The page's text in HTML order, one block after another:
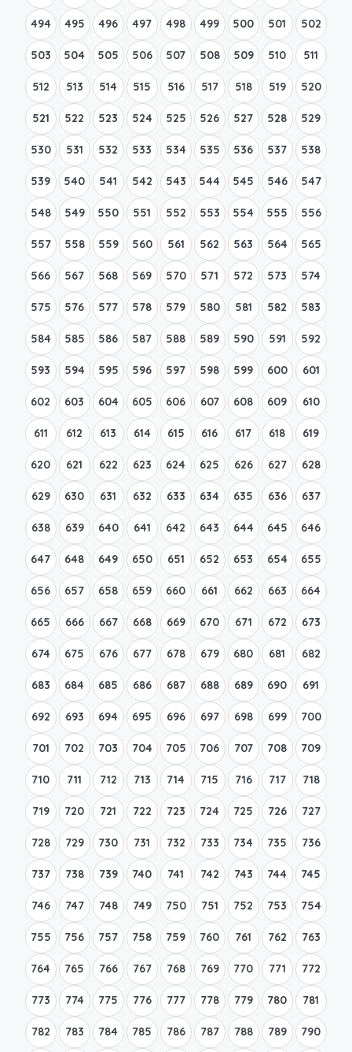
494 495 496 497 498 499 500 501 502
503 504 505 506 507 508 509 510 511
512 513 514 515 516 517 518 519 520
521 522 523 524 525 526 527 528 529
530 531 532 533 534 535 536 537 538
539 540 541 542 543 544 545 546 547
548 549 550 551 552 553 554 555 556
557 558 559 560 561 562 563 564 565
566 567 568 569 570 571 572 573 574
575 576 577 578 579 580 581 582 583
584 585 586 587 588 589 590 591 592
593 594 595 596 597 598 599 600 601
602 603 604 605 606 607 608 609 610
611 612 613 614 615 616 617 618 619
620 621 622 623 624 625 626 627 628
629 630 631 632 633 634 635 636 637
638 639 640 641 642 643 644 645 646
647 648 649 650 651 652 653 654 655
656 657 658 659 660 661 662 663 664
665 666 667 668 669 670 671 672 673
674 675 676 677 678 679 680 681 682
683 684 685 686 687 688 689 690 691
692 693 694 695 696 697 698 699 700
701 702 703 704 705 706 707 708 709
710 711 712 713 714 715 716 717 718
719 720 721 722 723 724 725 726 727
728 729 730 731 732 733 734 735 736
737 738 739 740 741 742 743 744 745
746 747 748 749 750 751 752 753 754
755 756 757 758 759 760 761 762 763
764 765 766 767 768 769 770 771 772
773 774 775 776 777 778 779 780 781
782 783 784 785 786 787 788 789 790